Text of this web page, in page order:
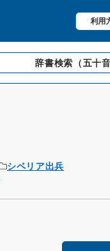
利用
辞書検索 （五十
シベリア出兵